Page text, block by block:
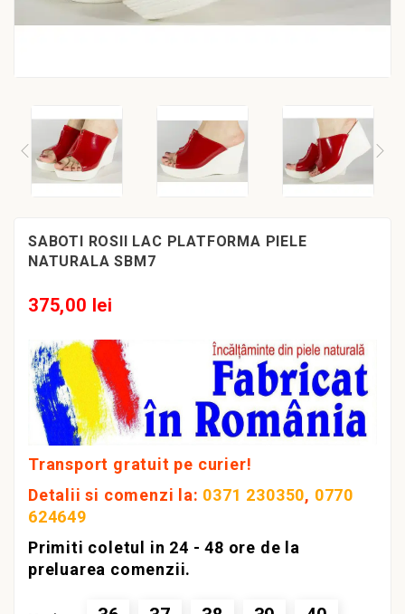
SABOTI ROSII LAC PLATFORMA PIELE
NATURALA SBM7
375,00 lei
Transport gratuit pe curier!
Detalii si comenzi la: 0371 230350, 0770
624649
Primiti coletul in 24 - 48 ore de la
preluarea comenzii.